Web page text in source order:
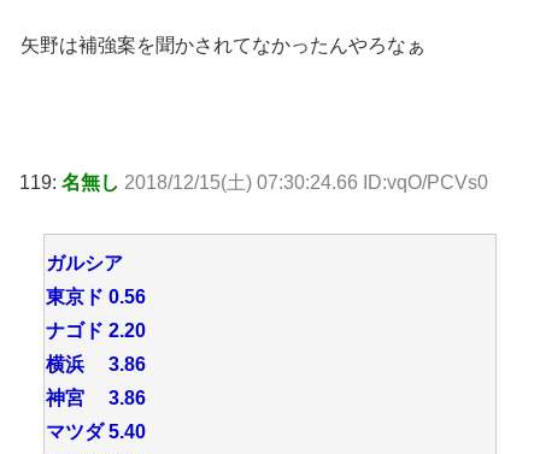
矢野は補強案を聞かされてなかったんやろなぁ
119: 名無し 2018/12/15(土) 07:30:24.66 ID:vqO/PCVs0
ガルシア
東京ド 0.56
ナゴド 2.20
横浜 3.86
神宮 3.86
マツダ 5.40